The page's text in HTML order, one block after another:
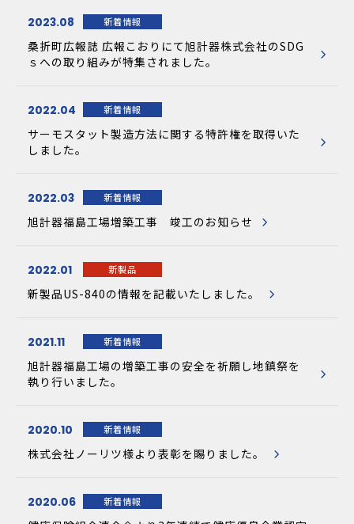
桑折町広報誌 広報こおりにて旭計器株式会社のSDG
ｓへの取り組みが特集されました。
新着情報
2023.08
サーモスタット製造方法に関する特許権を取得いた
しました。
新着情報
2022.04
旭計器福島工場増築工事 竣工のお知らせ
新着情報
2022.03
新製品US-840の情報を記載いたしました。
新製品
2022.01
旭計器福島工場の増築工事の安全を祈願し地鎮祭を
執り行いました。
新着情報
2021.11
株式会社ノーリツ様より表彰を賜りました。
新着情報
2020.10
新着情報
2020.06